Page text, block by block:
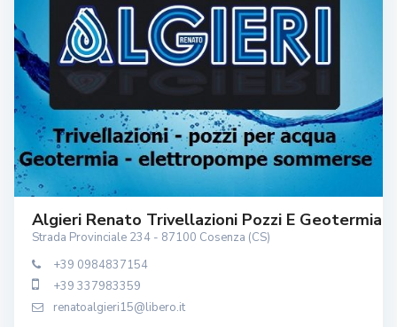
Algieri Renato Trivellazioni Pozzi E Geotermia
Strada Provinciale 234 - 87100 Cosenza (CS)
+39 0984837154
+39 337983359
renatoalgieri15@libero.it